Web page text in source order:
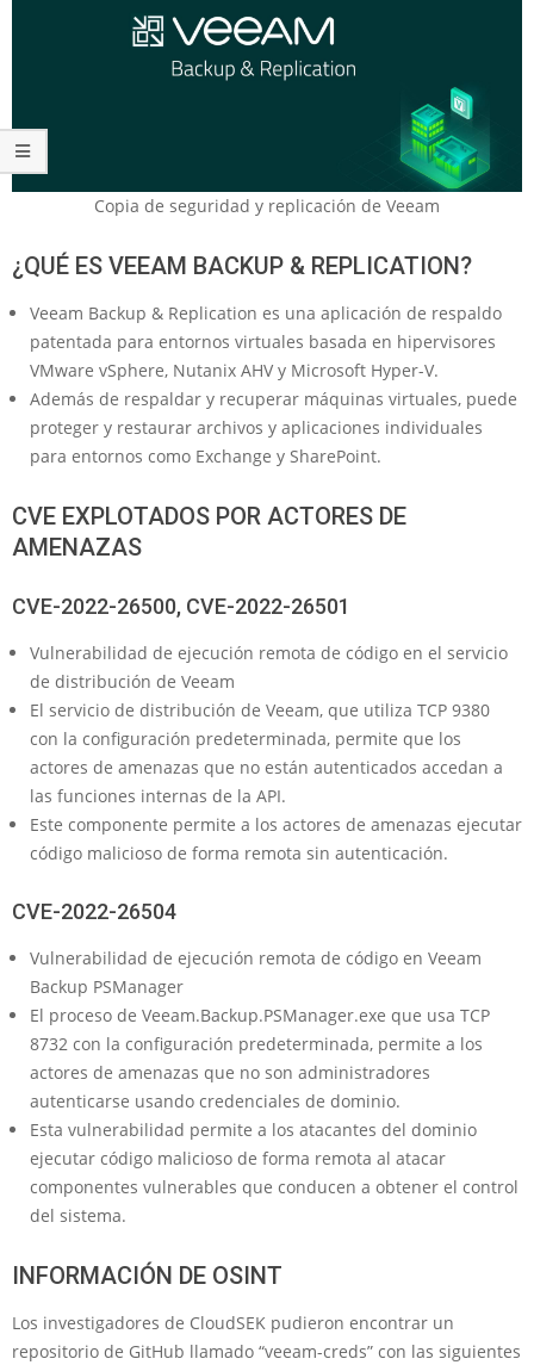
Copia de seguridad y replicación de Veeam
¿QUÉ ES VEEAM BACKUP & REPLICATION?
Veeam Backup & Replication es una aplicación de respaldo
patentada para entornos virtuales basada en hipervisores
VMware vSphere, Nutanix AHV y Microsoft Hyper-V.
Además de respaldar y recuperar máquinas virtuales, puede
proteger y restaurar archivos y aplicaciones individuales
para entornos como Exchange y SharePoint.
CVE EXPLOTADOS POR ACTORES DE
AMENAZAS
CVE-2022-26500, CVE-2022-26501
Vulnerabilidad de ejecución remota de código en el servicio
de distribución de Veeam
El servicio de distribución de Veeam, que utiliza TCP 9380
con la configuración predeterminada, permite que los
actores de amenazas que no están autenticados accedan a
las funciones internas de la API.
Este componente permite a los actores de amenazas ejecutar
código malicioso de forma remota sin autenticación.
CVE-2022-26504
Vulnerabilidad de ejecución remota de código en Veeam
Backup PSManager
El proceso de Veeam.Backup.PSManager.exe que usa TCP
8732 con la configuración predeterminada, permite a los
actores de amenazas que no son administradores
autenticarse usando credenciales de dominio.
Esta vulnerabilidad permite a los atacantes del dominio
ejecutar código malicioso de forma remota al atacar
componentes vulnerables que conducen a obtener el control
del sistema.
INFORMACIÓN DE OSINT
Los investigadores de CloudSEK pudieron encontrar un
repositorio de GitHub llamado “veeam-creds” con las siguientes